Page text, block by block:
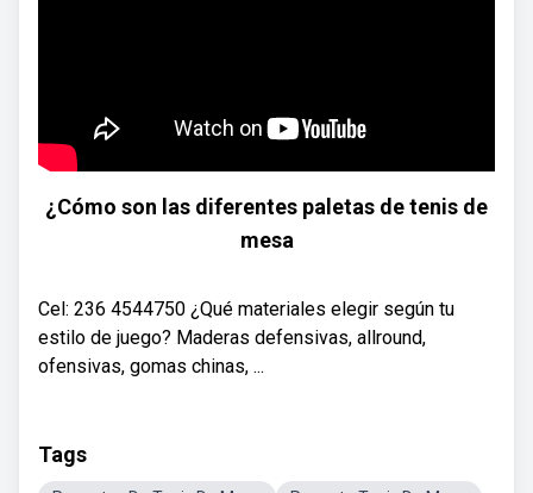
¿Cómo son las diferentes paletas de tenis de
mesa
Cel: 236 4544750 ¿Qué materiales elegir según tu
estilo de juego? Maderas defensivas, allround,
ofensivas, gomas chinas, ...
Tags